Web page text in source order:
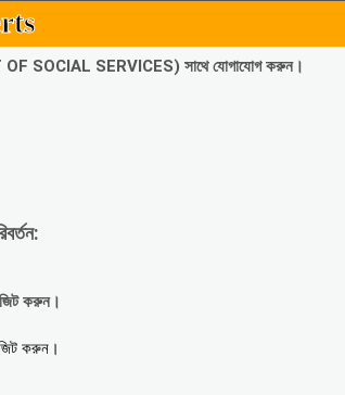
OF SOCIAL SERVICES) সাথে যোগাযোগ করুন।
করুন।
করুন।